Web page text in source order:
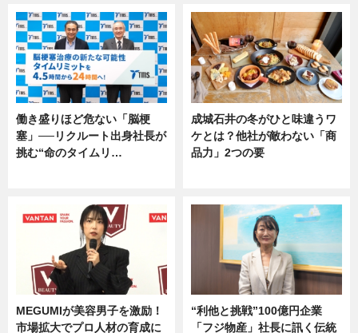
働き盛りほど危ない「脳梗
塞」──リクルート出身社長が
挑む“命のタイムリ…
成城石井の冬がひと味違うワ
ケとは？他社が敵わない「商
品力」2つの要
MEGUMIが美容男子を激励！
市場拡大でプロ人材の育成に
“利他と挑戦”100億円企業
「フジ物産」社長に訊く伝統